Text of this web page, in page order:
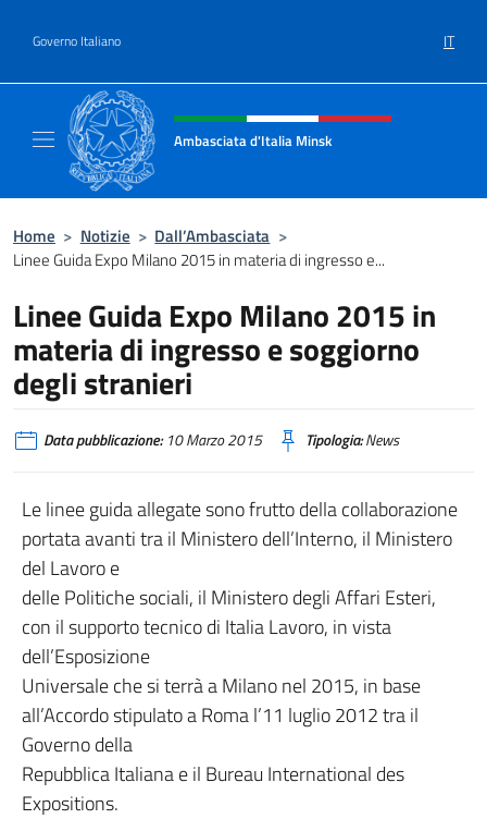
Governo Italiano IT
Intestazione sito, social e menù
Ambasciata d'Italia Minsk
Home > Notizie > Dall’Ambasciata >
Linee Guida Expo Milano 2015 in materia di ingresso e...
Linee Guida Expo Milano 2015 in
materia di ingresso e soggiorno
degli stranieri
Data pubblicazione:10 Marzo 2015 Tipologia:News
Le linee guida allegate sono frutto della collaborazione
portata avanti tra il Ministero dell’Interno, il Ministero
del Lavoro e
delle Politiche sociali, il Ministero degli Affari Esteri,
con il supporto tecnico di Italia Lavoro, in vista
dell’Esposizione
Universale che si terrà a Milano nel 2015, in base
all’Accordo stipulato a Roma l’11 luglio 2012 tra il
Governo della
Repubblica Italiana e il Bureau International des
Expositions.